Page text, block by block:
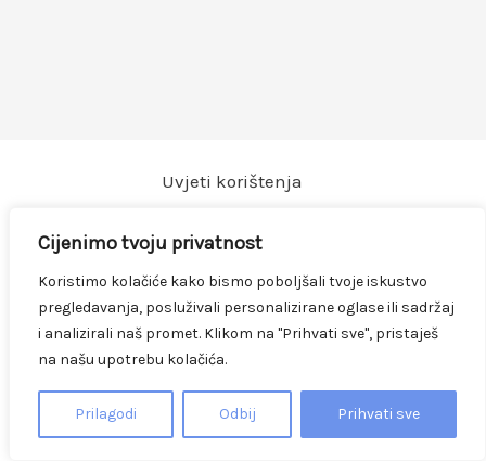
Cijenimo tvoju privatnost
Koristimo kolačiće kako bismo poboljšali tvoje iskustvo
pregledavanja, posluživali personalizirane oglase ili sadržaj
i analizirali naš promet. Klikom na "Prihvati sve", pristaješ
na našu upotrebu kolačića.
Prilagodi Odbij Prihvati sve
Uvjeti korištenja
Dokumenti
2026 © Auretis Požega d.o.o.
Facebook
TikTok